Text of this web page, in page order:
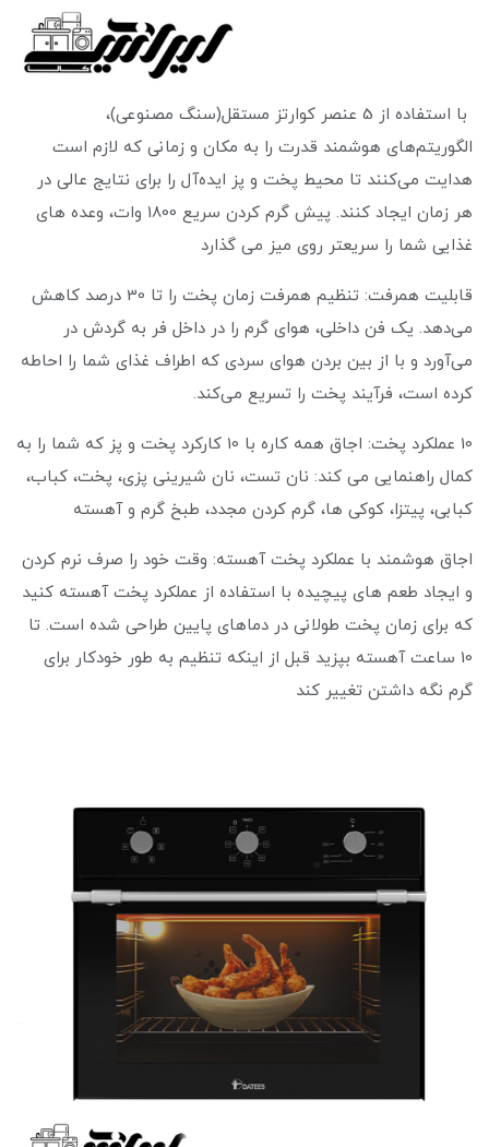
با استفاده از 5 عنصر کوارتز مستقل(سنگ مصنوعی)،
الگوریتم‌های هوشمند قدرت را به مکان و زمانی که لازم است
هدایت می‌کنند تا محیط پخت و پز ایده‌آل را برای نتایج عالی در
هر زمان ایجاد کنند. پیش گرم کردن سریع 1800 وات، وعده های
غذایی شما را سریعتر روی میز می گذارد
قابلیت همرفت: تنظیم همرفت زمان پخت را تا 30 درصد کاهش
می‌دهد. یک فن داخلی، هوای گرم را در داخل فر به گردش در
می‌آورد و با از بین بردن هوای سردی که اطراف غذای شما را احاطه
کرده است، فرآیند پخت را تسریع می‌کند.
10 عملکرد پخت: اجاق همه کاره با 10 کارکرد پخت و پز که شما را به
کمال راهنمایی می کند: نان تست، نان شیرینی پزی، پخت، کباب،
کبابی، پیتزا، کوکی ها، گرم کردن مجدد، طبخ گرم و آهسته
اجاق هوشمند با عملکرد پخت آهسته: وقت خود را صرف نرم کردن
و ایجاد طعم های پیچیده با استفاده از عملکرد پخت آهسته کنید
که برای زمان پخت طولانی در دماهای پایین طراحی شده است. تا
10 ساعت آهسته بپزید قبل از اینکه تنظیم به طور خودکار برای
گرم نگه داشتن تغییر کند